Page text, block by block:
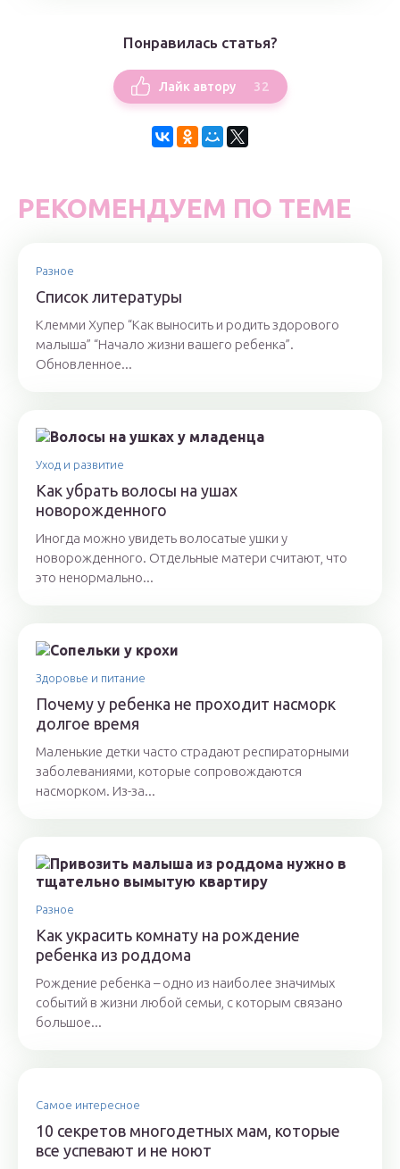
Понравилась статья?
Лайк автору 32
РЕКОМЕНДУЕМ ПО ТЕМЕ
Разное
Список литературы
Клемми Хупер “Как выносить и родить здорового
малыша” “Начало жизни вашего ребенка”.
Обновленное...
Уход и развитие
Как убрать волосы на ушах
новорожденного
Иногда можно увидеть волосатые ушки у
новорожденного. Отдельные матери считают, что
это ненормально...
Здоровье и питание
Почему у ребенка не проходит насморк
долгое время
Маленькие детки часто страдают респираторными
заболеваниями, которые сопровождаются
насморком. Из-за...
Разное
Как украсить комнату на рождение
ребенка из роддома
Рождение ребенка – одно из наиболее значимых
событий в жизни любой семьи, с которым связано
большое...
Самое интересное
10 секретов многодетных мам, которые
все успевают и не ноют